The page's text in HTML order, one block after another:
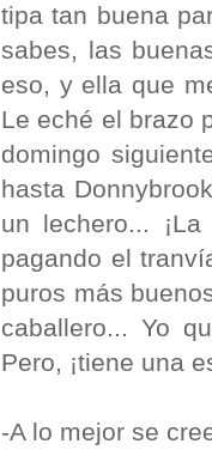
tipa tan buena
sabes, las
eso, y ella que
Le eché el brazo
domingo
hasta
un lechero...
pagando el
puros más
caballero... Yo
Pero, ¡tiene una
-A lo mejor se